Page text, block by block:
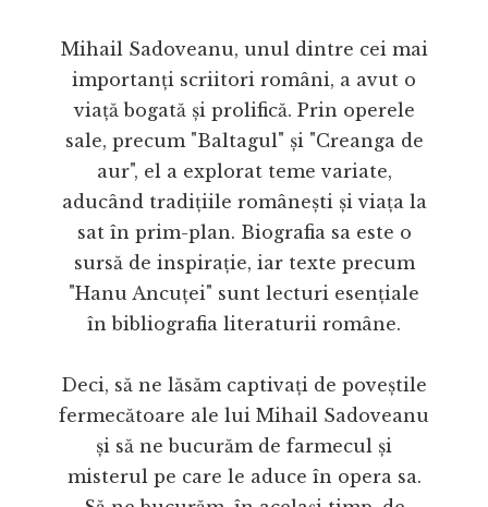
Mihail Sadoveanu, unul dintre cei mai
importanți scriitori români, a avut o
viață bogată și prolifică. Prin operele
sale, precum "Baltagul" și "Creanga de
aur", el a explorat teme variate,
aducând tradițiile românești și viața la
sat în prim-plan. Biografia sa este o
sursă de inspirație, iar texte precum
"Hanu Ancuței" sunt lecturi esențiale
în bibliografia literaturii române.
Deci, să ne lăsăm captivați de poveștile
fermecătoare ale lui Mihail Sadoveanu
și să ne bucurăm de farmecul și
misterul pe care le aduce în opera sa.